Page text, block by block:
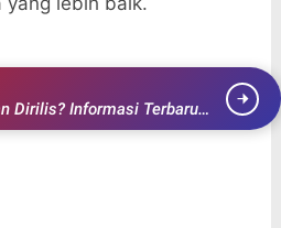
Dirilis? Informasi Terbaru